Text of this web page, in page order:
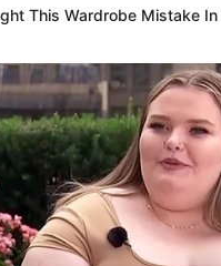
Anti
yang Konyol
This Wardrobe Mistake In